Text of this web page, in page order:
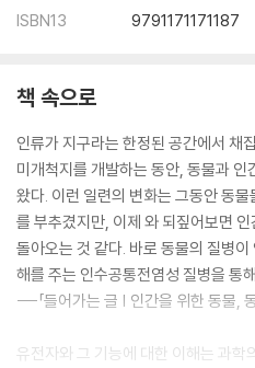
ISBN13 9791171171187
책 속으로
인류가 지구라는 한정된 공간에서 채
미개척지를 개발하는 동안, 동물과
왔다. 이런 일련의 변화는 그동안 동
를 부추겼지만, 이제 와 되짚어보면
돌아오는 것 같다. 바로 동물의 질병
해를 주는 인수공통전염성 질병을 통
---「들어가는 글 | 인간을 위한 동물,
유전자와 그 기능에 대한 이해는 과학